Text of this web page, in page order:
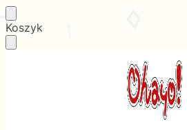
Skip
to
Skip
to
Koszyk